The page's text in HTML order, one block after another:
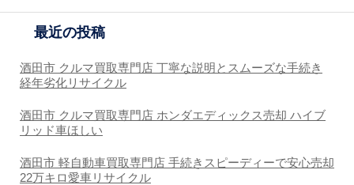
最近の投稿
酒田市 クルマ買取専門店 丁寧な説明とスムーズな手続き
経年劣化リサイクル
酒田市 クルマ買取専門店 ホンダエディックス売却 ハイブ
リッド車ほしい
酒田市 軽自動車買取専門店 手続きスピーディーで安心売却
22万キロ愛車リサイクル